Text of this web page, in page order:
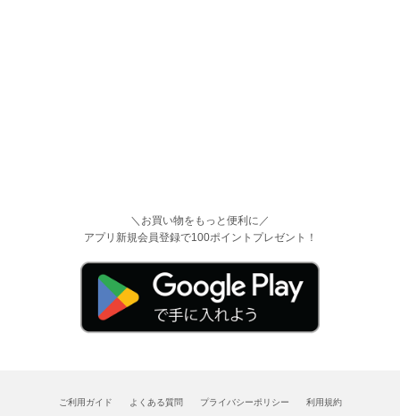
会社概要 特定商取引法 古物営業法に基づく記載 お問い合わせ
Copyright©CAN Co., Ltd